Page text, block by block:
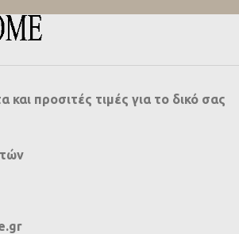
και προσιτές τιμές για το δικό σας